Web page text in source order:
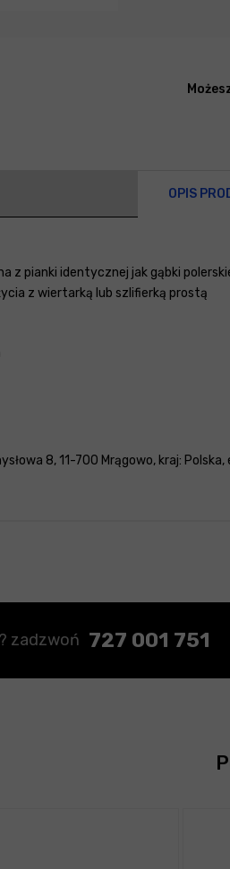
OPIS
z pianki identycznej jak gąbki
z wiertarką lub szlifierką prostą
8, 11-700 Mrągowo, kraj:
zadzwoń 727 001 751